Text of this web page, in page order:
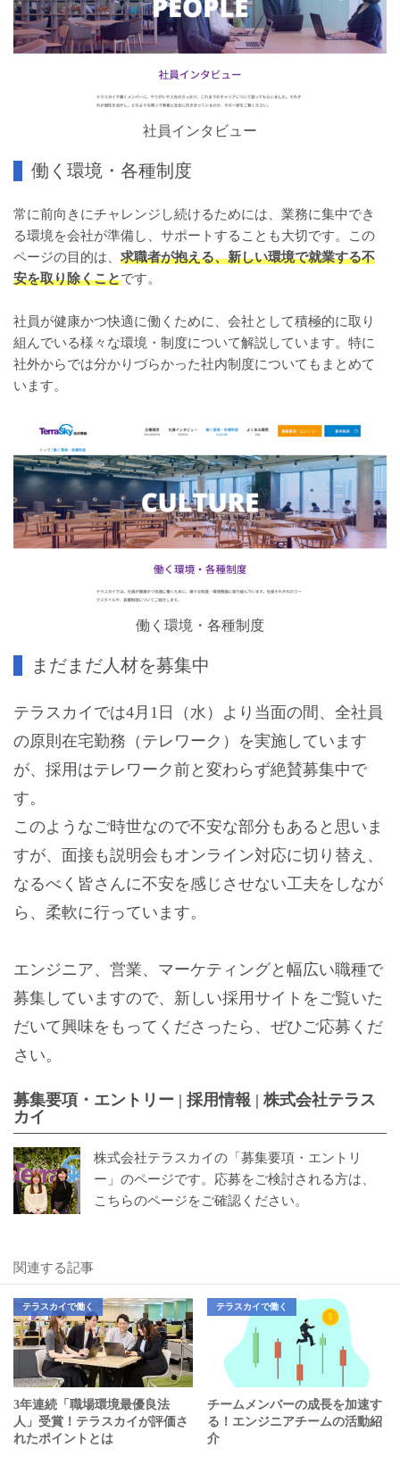
社員インタビュー
働く環境・各種制度
常に前向きにチャレンジし続けるためには、業務に集中でき
る環境を会社が準備し、サポートすることも大切です。この
ページの目的は、 求職者が抱える、新しい環境で就業する不
安を取り除くこと​です。
社員が健康かつ快適に働くために、会社として積極的に取り
組んでいる様々な環境・制度について解説しています。特に
社外からでは分かりづらかった社内制度についてもまとめて
います。
働く環境・各種制度
まだまだ人材を募集中
テラスカイでは4月1日（水）より当面の間、全社員
の原則在宅勤務（テレワーク）を実施しています
が、採用はテレワーク前と変わらず絶賛募集中で
す。
このようなご時世なので不安な部分もあると思いま
すが、面接も説明会もオンライン対応に切り替え、
なるべく皆さんに不安を感じさせない工夫をしなが
ら、柔軟に行っています。
エンジニア、営業、マーケティングと幅広い職種で
募集していますので、新しい採用サイトをご覧いた
だいて興味をもってくださったら、ぜひご応募くだ
さい。
募集要項・エントリー | 採用情報 | 株式会社テラス
カイ
株式会社テラスカイの「募集要項・エントリ
ー」のページです。応募をご検討される方は、
こちらのページをご確認ください。
関連する記事
テラスカイで働く
3年連続「職場環境最優良法
人」受賞！テラスカイが評価さ
れたポイントとは
テラスカイで働く
チームメンバーの成長を加速す
る！エンジニアチームの活動紹
介